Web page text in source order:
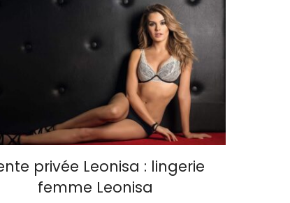
privée Leonisa : lingerie
femme Leonisa